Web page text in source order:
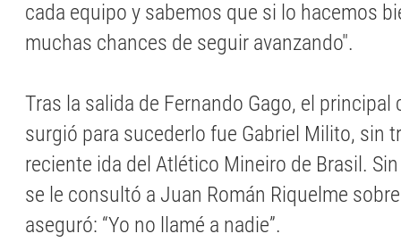
cada equipo y sabemos que si lo hacemos
muchas chances de seguir avanzando".
Tras la salida de Fernando Gago, el principal
surgió para sucederlo fue Gabriel Milito, sin
reciente ida del Atlético Mineiro de Brasil.
se le consultó a Juan Román Riquelme
aseguró: “Yo no llamé a nadie”.